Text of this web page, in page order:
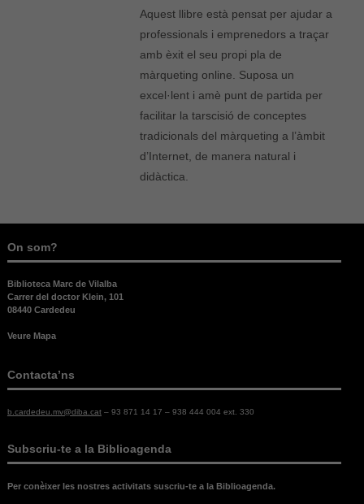
Aquest llibre està pensat per ajudar a
professionals i emprenedors a traçar
amb èxit el seu propi pla de
màrqueting online. Suposa un
excel·lent i amè punt de partida per
facilitar la tarscisió de conceptes
tradicionals del màrqueting a l’àmbit
d’Internet, de manera natural i
didàctica.
On som?
Biblioteca Marc de Vilalba
Carrer del doctor Klein, 101
08440 Cardedeu
Veure Mapa
Contacta’ns
b.cardedeu.mv@diba.cat– 93 871 14 17 – 938 444 004 ext. 330
Subscriu-te a la Biblioagenda
Per conèixer les nostres activitats suscriu-te a la Biblioagenda.
Aquestes
són